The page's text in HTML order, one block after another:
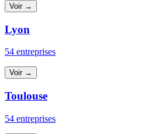
Voir →
Lyon
54 entreprises
Voir →
Toulouse
54 entreprises